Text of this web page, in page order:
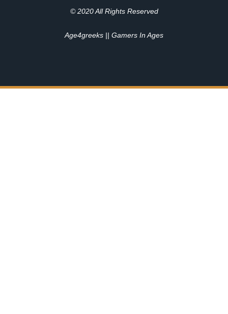
© 2020 All Rights Reserved
Age4greeks || Gamers In Ages